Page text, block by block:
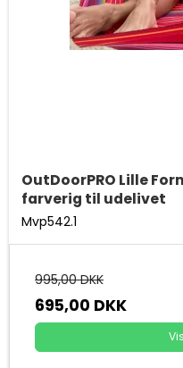
OutDoorPRO Lille
farverig til udelivet
Mvp542.1
995,00 DKK
695,00 DKK